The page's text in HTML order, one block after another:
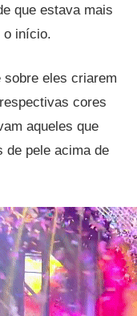
que estava mais
o início.
sobre eles criarem
cores
aqueles que
de pele acima de